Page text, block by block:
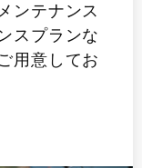
ンテナンス
スプランな
用意してお